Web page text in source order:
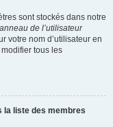
sont stockés dans notre
de l’utilisateur
votre nom d’utilisateur en
tous les
la liste des membres